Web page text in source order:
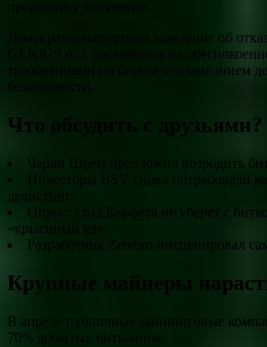
Демократы выпустили заявление об
GENIUS Act, сославшись на
требованиями по борьбе с отмыванием
безопасности.
Что обсудить с друзьями?
Чарли Шрем предложил возродить
Инвесторы BSV снова потребовали
делистинг.
Опрос: уход Баффета не уберет с
«крысиный яд».
Разработчик Zerebro инсценировал
Крупные майнеры
В апреле публичные майнинговые
70% добытых биткоинов.